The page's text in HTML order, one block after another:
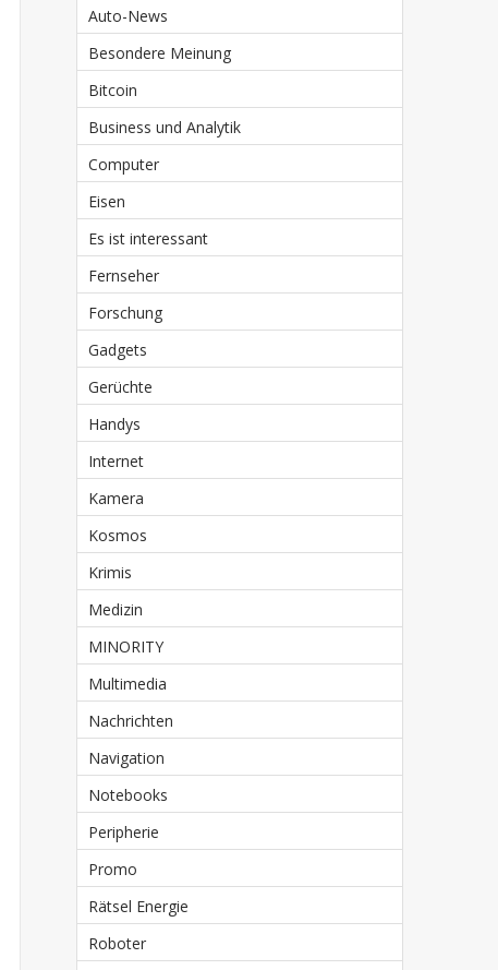
Auto-News
Besondere Meinung
Bitcoin
Business und Analytik
Computer
Eisen
Es ist interessant
Fernseher
Forschung
Gadgets
Gerüchte
Handys
Internet
Kamera
Kosmos
Krimis
Medizin
MINORITY
Multimedia
Nachrichten
Navigation
Notebooks
Peripherie
Promo
Rätsel Energie
Roboter